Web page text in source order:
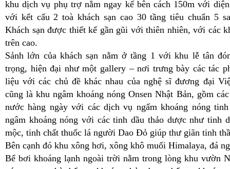
khu dịch vụ phụ trợ nằm ngay kế bên cách 150m với
với kết cấu 2 toà khách sạn cao 30 tầng tiêu chuẩn 5
Khách sạn được thiết kế gần gũi với thiên nhiên, với các
trên cao.
Sảnh lớn của khách sạn nằm ở tầng 1 với khu lễ tân
trọng, hiện đại như một gallery – nơi trưng bày các tác
liệu với các chủ đề khác nhau của nghệ sĩ đương đại
cũng là khu ngâm khoáng nóng Onsen Nhật Bản, gồm
nước hàng ngày với các dịch vụ ngấm khoáng nóng
ngâm khoáng nóng với các tinh dầu thảo dược như tinh
mộc, tinh chất thuốc lá người Dao Đỏ giúp thư giãn tinh
Bên cạnh đó khu xông hơi, xông khô muối Himalaya, đá
Bể bơi khoáng lạnh ngoài trời nằm trong lòng khu vườn